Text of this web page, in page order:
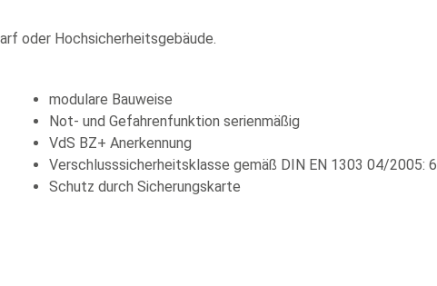
oder Hochsicherheitsgebäude.
modulare Bauweise
Not- und Gefahrenfunktion serienmäßig
VdS BZ+ Anerkennung
Verschlusssicherheitsklasse gemäß DIN EN 1303 04/2005: 6
Schutz durch Sicherungskarte